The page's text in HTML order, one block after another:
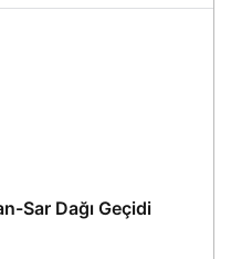
Sar Dağı Geçidi